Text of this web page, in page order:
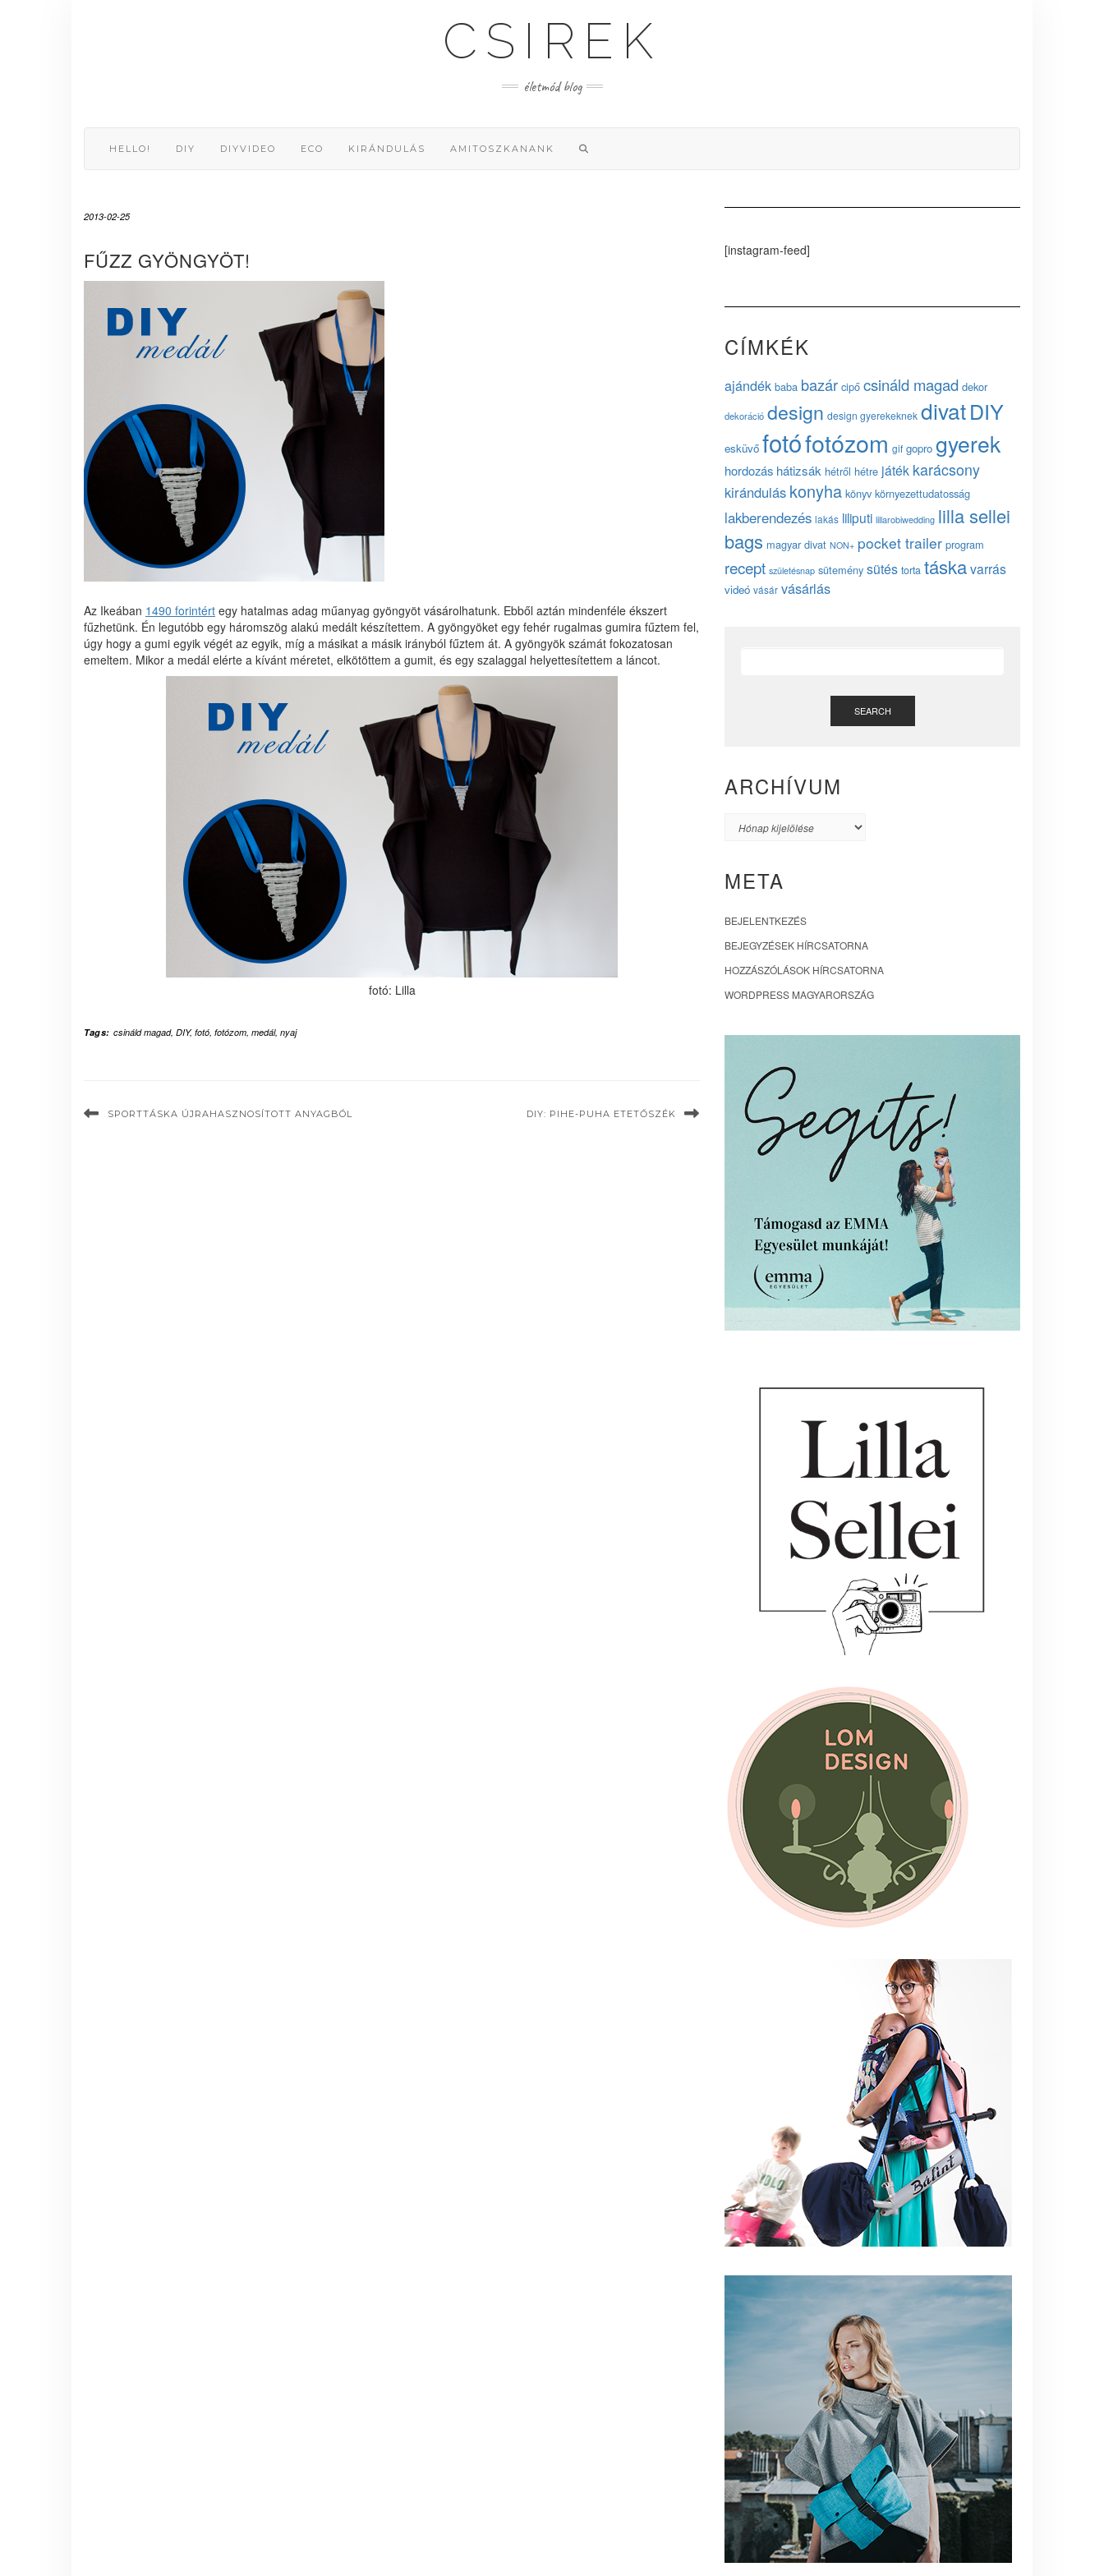
CSIREK
életmód blog
HELLO! DIY DIYVIDEO ECO KIRÁNDULÁS AMITOSZKANANK
2013-02-25
FŰZZ GYÖNGYÖT!
Az Ikeában 1490 forintért egy hatalmas adag műanyag gyöngyöt vásárolhatunk. Ebből aztán mindenféle ékszert
fűzhetünk. Én legutóbb egy háromszög alakú medált készítettem. A gyöngyöket egy fehér rugalmas gumira fűztem fel,
úgy hogy a gumi egyik végét az egyik, míg a másikat a másik irányból fűztem át. A gyöngyök számát fokozatosan
emeltem. Mikor a medál elérte a kívánt méretet, elkötöttem a gumit, és egy szalaggal helyettesítettem a láncot.
fotó: Lilla
Tags: csináld magad, DIY, fotó, fotózom, medál, nyaj
SPORTTÁSKA ÚJRAHASZNOSÍTOTT ANYAGBÓL DIY: PIHE-PUHA ETETŐSZÉK
[instagram-feed]
CÍMKÉK
ajándék baba bazár cipő csináld magad dekor
dekoráció design design gyerekeknek divatDIY
esküvő fotófotózom gif gopro gyerek
hordozás hátizsák hétről hétre játék karácsony
kirándulás konyha könyv környezettudatosság
lakberendezés lakás liliputi lillarobiwedding lilla sellei
bags magyar divat NON+ pocket trailer program
recept születésnap sütemény sütés torta táskavarrás
videó vásár vásárlás
SEARCH
ARCHÍVUM
Archívum
META
BEJELENTKEZÉS
BEJEGYZÉSEK HÍRCSATORNA
HOZZÁSZÓLÁSOK HÍRCSATORNA
WORDPRESS MAGYARORSZÁG